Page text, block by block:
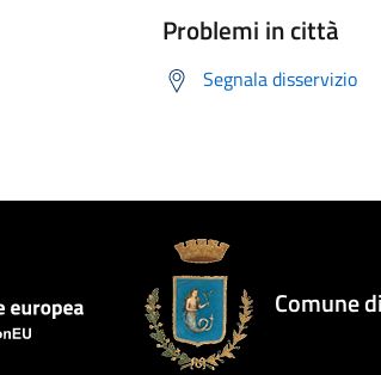
Problemi in città
Segnala disservizio
Comune